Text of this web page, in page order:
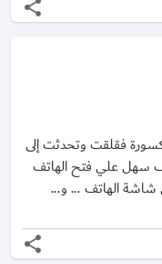
share
فقلقت وتحدثت إلى
سهل علي فتح الهاتف
شاشة الهاتف ... و...
share